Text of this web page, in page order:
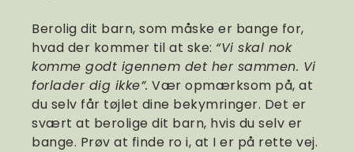
Berolig dit barn, som måske er bange for,
hvad der kommer til at ske: “Vi skal nok
komme godt igennem det her sammen. Vi
forlader dig ikke”. Vær opmærksom på, at
du selv får tøjlet dine bekymringer. Det er
svært at berolige dit barn, hvis du selv er
bange. Prøv at finde ro i, at I er på rette vej.